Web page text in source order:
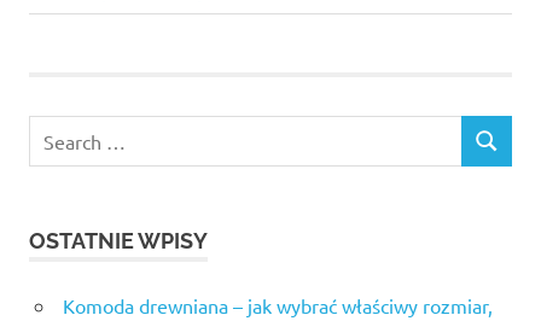
OSTATNIE WPISY
Komoda drewniana – jak wybrać właściwy rozmiar,